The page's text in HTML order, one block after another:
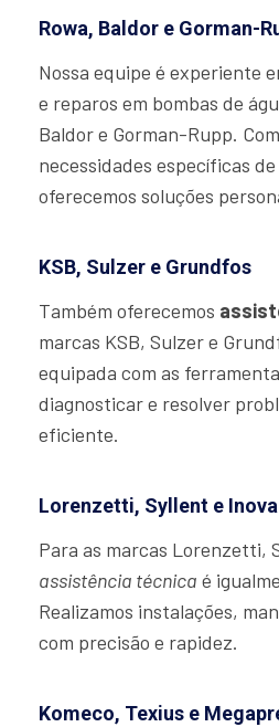
Rowa, Baldor e Gorman-
Nossa equipe é experiente
e reparos em bombas de
Baldor e Gorman-Rupp.
necessidades específicas
oferecemos soluções
KSB, Sulzer e Grundfos
Também oferecemos
marcas KSB, Sulzer e
equipada com as
diagnosticar e resolver
eficiente.
Lorenzetti, Syllent e Inova
Para as marcas Lorenzetti,
assistência técnica é
Realizamos instalações,
com precisão e rapidez.
Komeco, Texius e